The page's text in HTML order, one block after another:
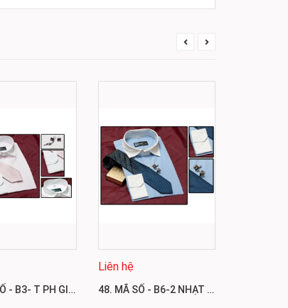
49. MÃ SỐ - B3- T PH GIÁ 600.000
Liên hệ
48. MÃ SỐ - B6-2 NHẠT GIÁ 500.000